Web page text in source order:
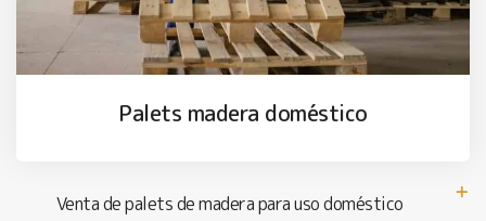
Palets madera doméstico
Venta de palets de madera para uso doméstico